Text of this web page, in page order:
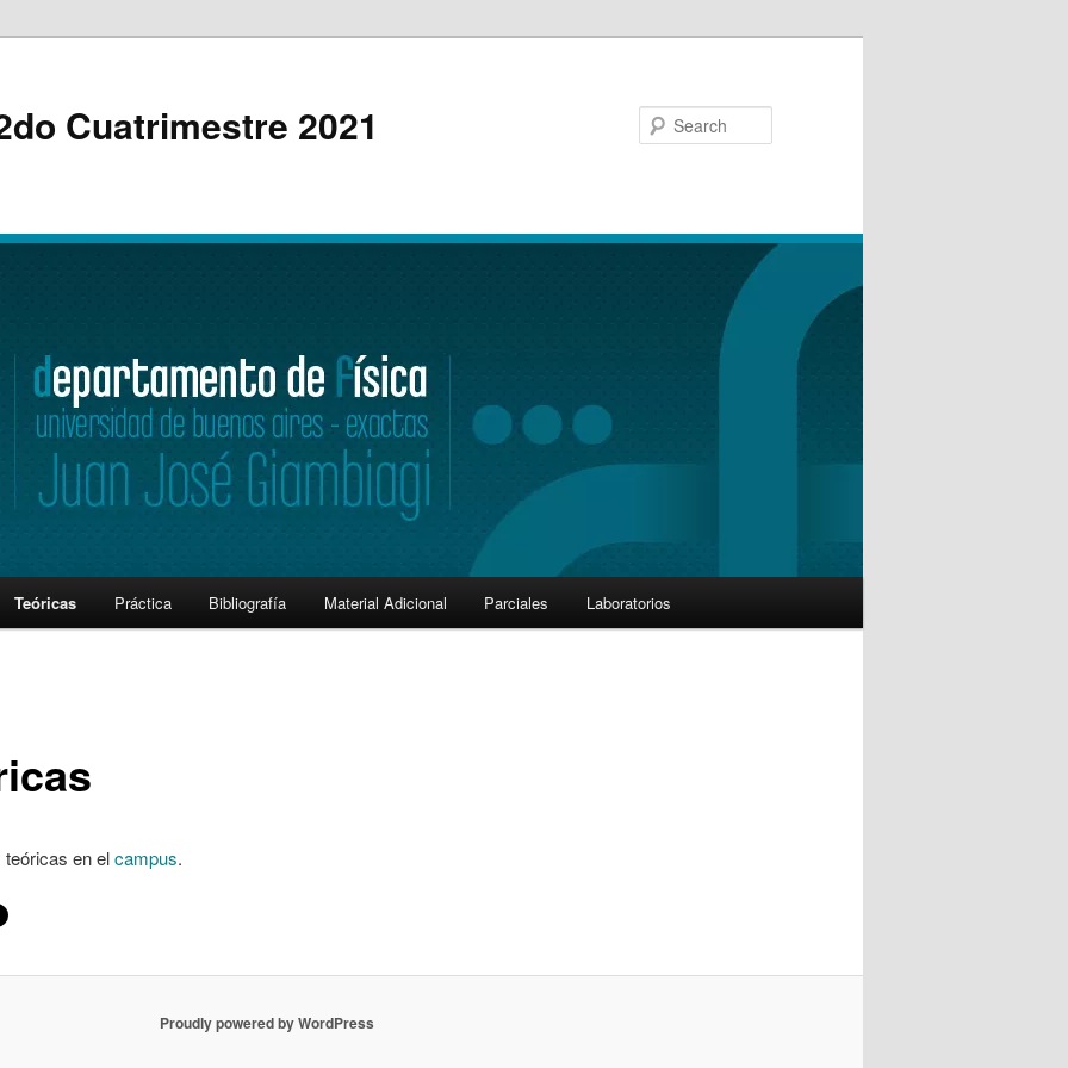
Cuatrimestre 2021
Teóricas Práctica Bibliografía Material Adicional Parciales Laboratorios
en elcampus.
Proudly powered by WordPress